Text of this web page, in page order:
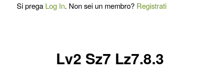
Si prega Log In. Non sei un membro? Registrati
Lv2 Sz7 Lz7.8.3